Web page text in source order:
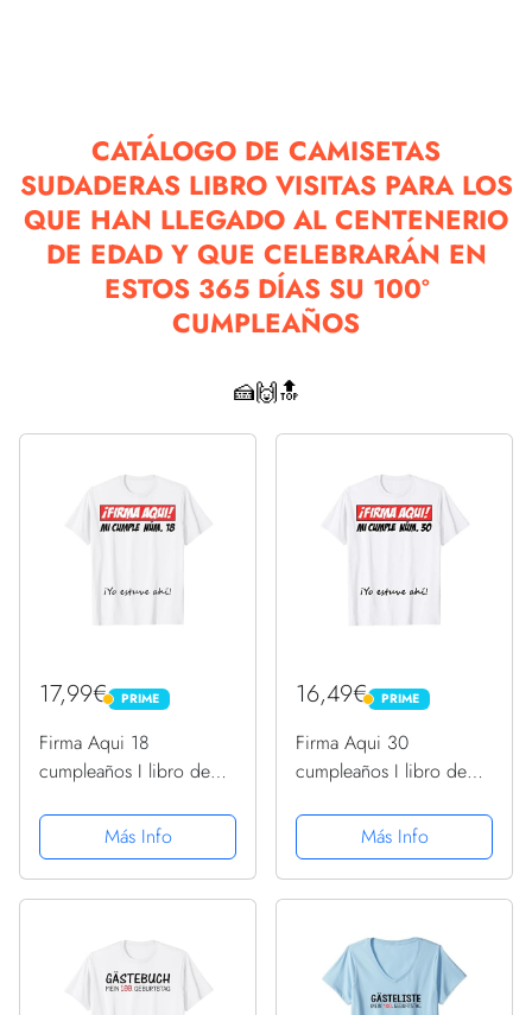
CATÁLOGO DE CAMISETAS
SUDADERAS LIBRO VISITAS PARA LOS
QUE HAN LLEGADO AL CENTENERIO
DE EDAD Y QUE CELEBRARÁN EN
ESTOS 365 DÍAS SU 100º
CUMPLEAÑOS
🍰🙌🔝
17,99€ PRIME
PRIME
Firma Aqui 18
cumpleaños I libro de
Más Info
16,49€ PRIME
PRIME
Firma Aqui 30
cumpleaños I libro de
Más Info